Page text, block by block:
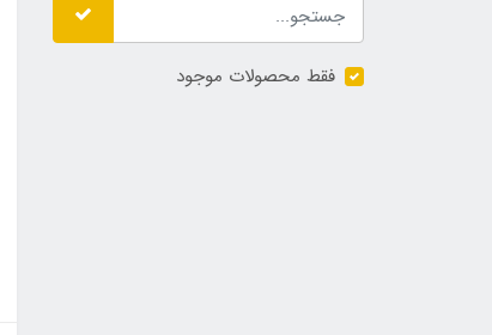
فقط محصولات موجود